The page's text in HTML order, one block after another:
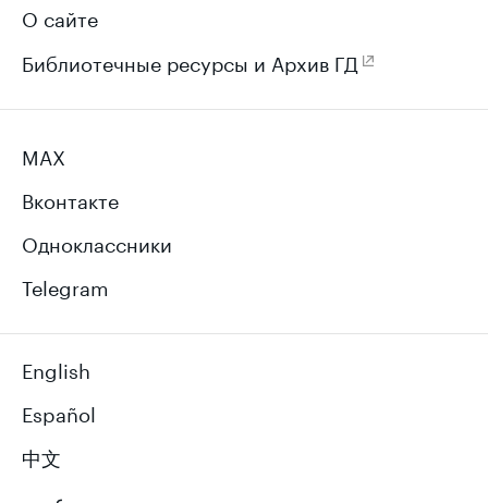
О сайте
Библиотечные ресурсы и Архив ГД
MAX
Вконтакте
Одноклассники
Telegram
English
Español
中文